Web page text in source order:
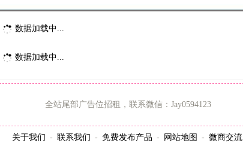
数据加载中...
数据加载中...
全站尾部广告位招租，联系微信：Jay0594123
关于我们 - 联系我们 - 免费发布产品 - 网站地图 - 微商交流